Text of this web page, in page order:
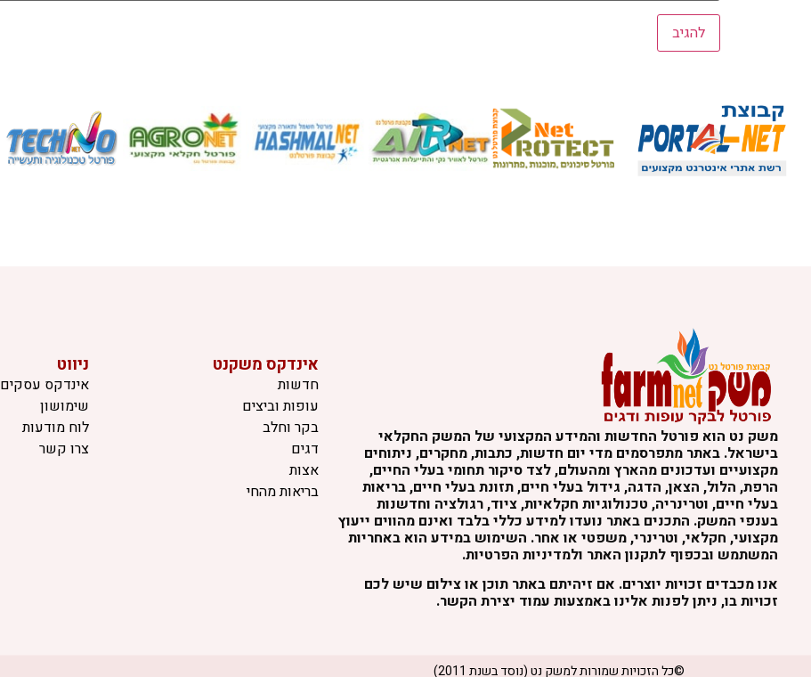
משק נט הוא פורטל החדשות והמידע המקצועי של המשק החקלאי
בישראל. באתר מתפרסמים מדי יום חדשות, כתבות, מחקרים, ניתוחים
מקצועיים ועדכונים מהארץ ומהעולם, לצד סיקור תחומי בעלי החיים,
הרפת, הלול, הצאן, הדגה, גידול בעלי חיים, תזונת בעלי חיים, בריאות
בעלי חיים, וטרינריה, טכנולוגיות חקלאיות, ציוד, רגולציה וחדשנות
בענפי המשק. התכנים באתר נועדו למידע כללי בלבד ואינם מהווים ייעוץ
מקצועי, חקלאי, וטרינרי, משפטי או אחר. השימוש במידע הוא באחריות
המשתמש ובכפוף לתקנון האתר ולמדיניות הפרטיות.
אנו מכבדים זכויות יוצרים. אם זיהיתם באתר תוכן או צילום שיש לכם
זכויות בו, ניתן לפנות אלינו באמצעות עמוד יצירת הקשר.
אינדקס משקנט
חדשות
עופות וביצים
בקר וחלב
דגים
אצות
בריאות מהחי
ניווט
אינדקס עסקים
שימושון
לוח מודעות
צרו קשר
©כל הזכויות שמורות למשק נט (נוסד בשנת 2011)